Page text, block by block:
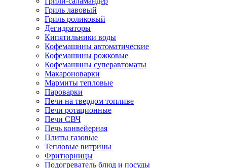
Гриль лавовый
Гриль роликовый
Дегидраторы
Кипятильники воды
Кофемашины автоматические
Кофемашины рожковые
Кофемашины суперавтоматы
Макароноварки
Мармиты тепловые
Пароварки
Печи на твердом топливе
Печи ротационные
Печи СВЧ
Печь конвейерная
Плиты газовые
Тепловые витрины
Фритюрницы
Подогреватель блюд и посуды